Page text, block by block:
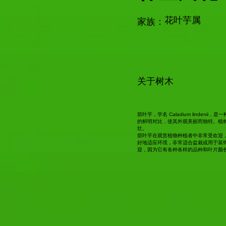
家族： 花叶芋属
关于树木
箭叶芋，学名 Caladium lindenii，是一
的鲜明对比，使其外观美丽而独特。植
壮。
箭叶芋在观赏植物种植者中非常受欢迎
好地适应环境，非常适合盆栽或用于装
迎，因为它有各种各样的品种和叶片颜